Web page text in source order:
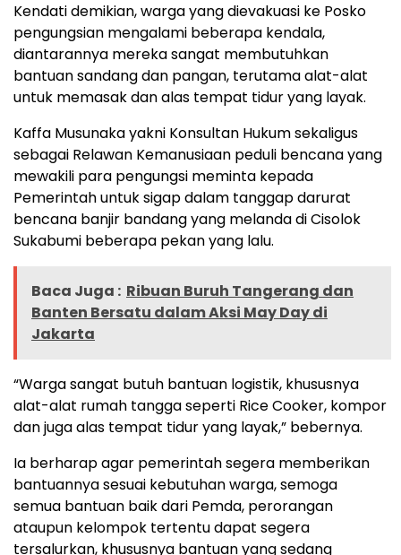
Kendati demikian, warga yang dievakuasi ke Posko
pengungsian mengalami beberapa kendala,
diantarannya mereka sangat membutuhkan
bantuan sandang dan pangan, terutama alat-alat
untuk memasak dan alas tempat tidur yang layak.
Kaffa Musunaka yakni Konsultan Hukum sekaligus
sebagai Relawan Kemanusiaan peduli bencana yang
mewakili para pengungsi meminta kepada
Pemerintah untuk sigap dalam tanggap darurat
bencana banjir bandang yang melanda di Cisolok
Sukabumi beberapa pekan yang lalu.
Baca Juga : Ribuan Buruh Tangerang dan
Banten Bersatu dalam Aksi May Day di
Jakarta
“Warga sangat butuh bantuan logistik, khususnya
alat-alat rumah tangga seperti Rice Cooker, kompor
dan juga alas tempat tidur yang layak,” bebernya.
Ia berharap agar pemerintah segera memberikan
bantuannya sesuai kebutuhan warga, semoga
semua bantuan baik dari Pemda, perorangan
ataupun kelompok tertentu dapat segera
tersalurkan, khususnya bantuan yang sedang